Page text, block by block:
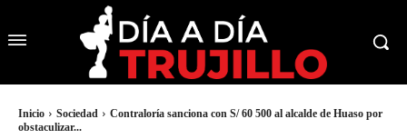
Inicio Sociedad
Contraloría sanciona con S/ 60 500 al alcalde de Huaso por
obstaculizar...